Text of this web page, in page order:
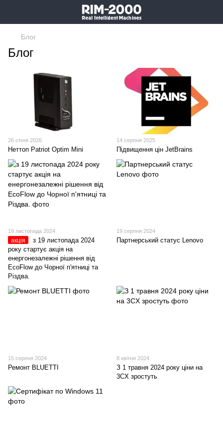
Блог
Блог
26 січня 2026
Неттоп Patriot Optim Mini
14 серпня 2025
Підвищення цін JetBrains
19 листопада 2024
акція
з 19 листопада 2024
року стартує акція на
енергонезалежні рішення від
EcoFlow до Чорної п'ятниці та
Різдва.
19 серпня 2024
Партнерський статус Lenovo
15 серпня 2024
Ремонт BLUETTI
8 квітня 2024
З 1 травня 2024 року ціни на
3CX зростуть